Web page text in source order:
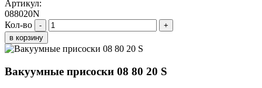
Артикул:
088020N
Кол-во
-
+
в корзину
Вакуумные присоски 08 80 20 S